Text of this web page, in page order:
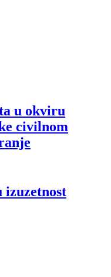
u okviru
civilnom
izuzetnost